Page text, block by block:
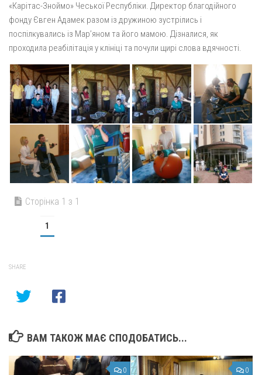
«Карітас-Зноймо» Чеської Республіки. Директор благодійного
фонду Євген Адамек разом із дружиною зустрілись і
поспілкувались із Мар’яном та його мамою. Дізналися, як
проходила реабілітація у клініці та почули щирі слова вдячності.
Сторінка 1 з 1
1
SHARE
ВАМ ТАКОЖ МАЄ СПОДОБАТИСЬ...
0 0